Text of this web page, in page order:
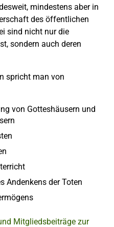
mindestens aber in
des öffentlichen
sind nicht nur die
sondern auch deren
spricht man von
von Gotteshäusern und
Andenkens der Toten
Mitgliedsbeiträge zur